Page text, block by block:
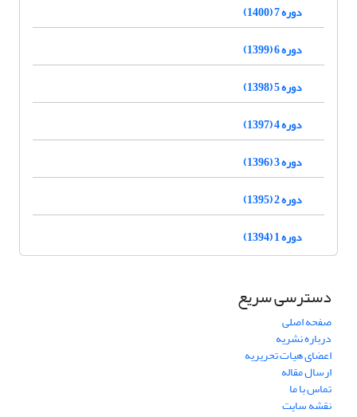
دوره 7 (1400)
دوره 6 (1399)
دوره 5 (1398)
دوره 4 (1397)
دوره 3 (1396)
دوره 2 (1395)
دوره 1 (1394)
دسترسی سریع
صفحه اصلی
درباره نشریه
اعضای هیات تحریریه
ارسال مقاله
تماس با ما
نقشه سایت